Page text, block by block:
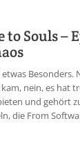
Souls –
etwas Besonders.
nein, es hat
und gehört
die From